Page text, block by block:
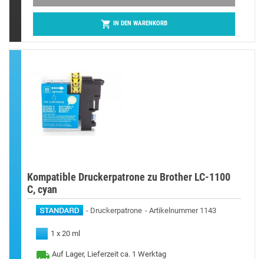
 IN DEN WARENKORB
Kompatible Druckerpatrone zu Brother LC-1100
C, cyan
Druckerpatrone Artikelnummer 1143
1 x 20 ml
Auf Lager, Lieferzeit ca. 1 Werktag